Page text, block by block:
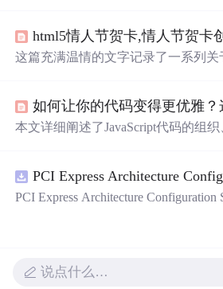
路。html5情人节贺卡,情人节贺卡
这篇充满温情的文字记录了一系列关
本文详细阐述了JavaScript代码的组
PCI Express Architecture Configuration
说点什么…